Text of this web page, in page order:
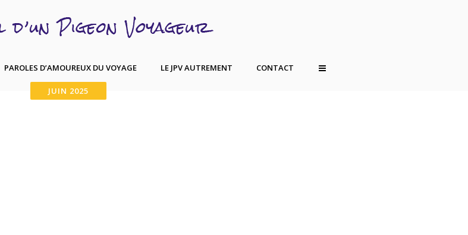
PAROLES D’AMOUREUX DU VOYAGE LE JPV AUTREMENT CONTACT
JUIN 2025